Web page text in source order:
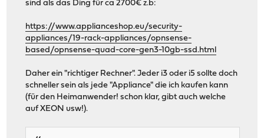
sind als das Ding für ca 2700€ z.b:
https://www.applianceshop.eu/security-
appliances/19-rack-appliances/opnsense-
based/opnsense-quad-core-gen3-10gb-ssd.html
Daher ein "richtiger Rechner". Jeder i3 oder i5 sollte doch
schneller sein als jede "Appliance" die ich kaufen kann
(für den Heimanwender! schon klar, gibt auch welche
auf XEON usw!).